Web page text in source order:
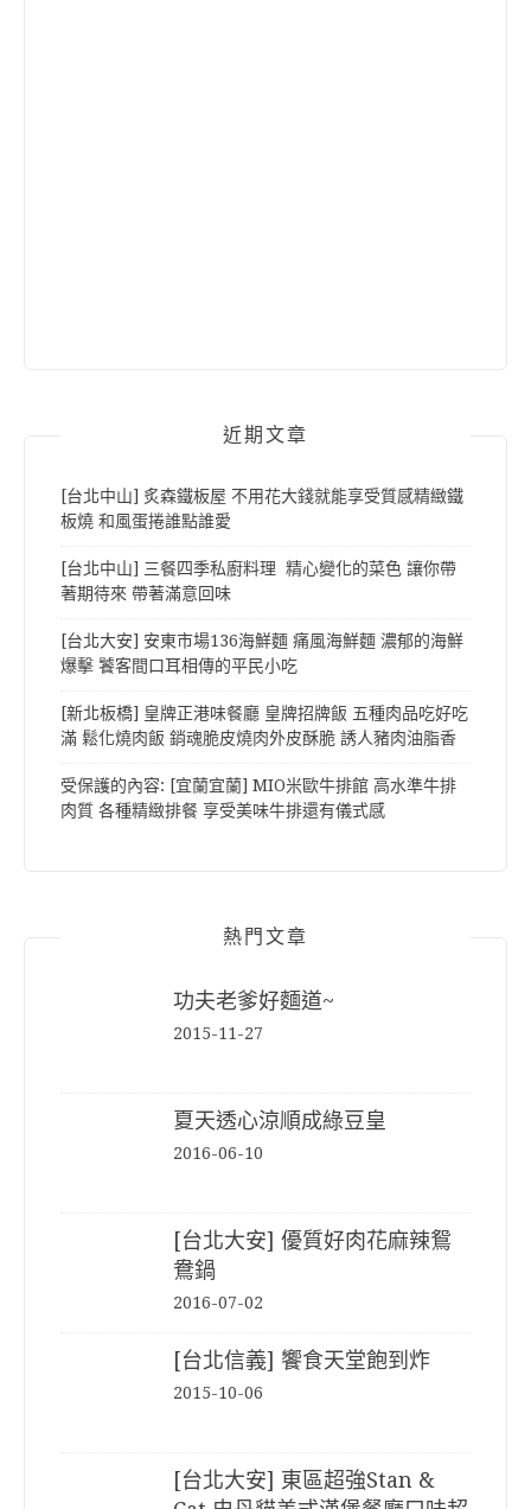
近期文章
[台北中山] 炙森鐵板屋 不用花大錢就能享受質感精緻鐵
板燒 和風蛋捲誰點誰愛
[台北中山] 三餐四季私廚料理 精心變化的菜色 讓你帶
著期待來 帶著滿意回味
[台北大安] 安東市場136海鮮麵 痛風海鮮麵 濃郁的海鮮
爆擊 饕客間口耳相傳的平民小吃
[新北板橋] 皇牌正港味餐廳 皇牌招牌飯 五種肉品吃好吃
滿 鬆化燒肉飯 銷魂脆皮燒肉外皮酥脆 誘人豬肉油脂香
受保護的內容: [宜蘭宜蘭] MIO米歐牛排館 高水準牛排
肉質 各種精緻排餐 享受美味牛排還有儀式感
熱門文章
功夫老爹好麵道~
2015-11-27
夏天透心涼順成綠豆皇
2016-06-10
[台北大安] 優質好肉花麻辣鴛
鴦鍋
2016-07-02
[台北信義] 饗食天堂飽到炸
2015-10-06
[台北大安] 東區超強Stan &